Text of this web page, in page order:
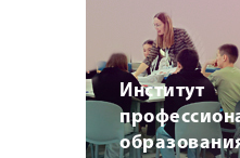
Институт